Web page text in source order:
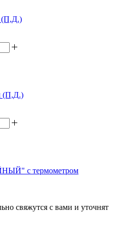
(П,Д.)
(П,Д.)
с термометром
свяжутся с вами и уточнят